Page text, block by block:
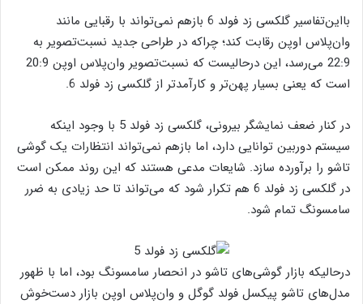
بااین‌تفاسیر گلکسی زد فولد 6 بازهم نمی‌تواند با رقبایی مانند
وان‌پلاس اوپن رقابت کند؛ چراکه در طراحی جدید نسبت‌تصویر به
22:9 می‌رسد، این درحالیست که نسبت‌تصویر وان‌پلاس اوپن 20:9
است که یعنی بسیار پهن‌تر و کارآمدتر از گلکسی زد فولد 6.
در کنار ضعف نمایشگر بیرونی، گلکسی زد فولد 5 با وجود اینکه
سیستم دوربین توانایی دارد، اما بازهم نمی‌تواند انتظارات یک گوشی
تاشو را برآورده سازد. شایعات مدعی هستند که این روند ممکن است
در گلکسی زد فولد 6 هم تکرار شود که می‌تواند تا حد زیادی به ضرر
سامسونگ تمام شود.
درحالیکه بازار گوشی‌های تاشو در انحصار سامسونگ بود، اما با ظهور
مدل‌های تاشو پیکسل فولد گوگل و وان‌پلاس اوپن بازار دست‌خوش